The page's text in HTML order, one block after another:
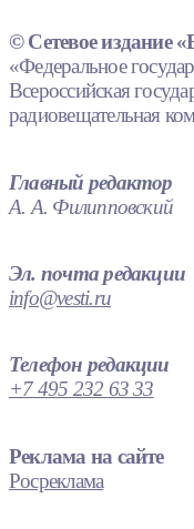
© Сетевое издание
«Федеральное
Всероссийская
радиовещательная
Главный редактор
А. А. Филипповский
Эл. почта редакции
info@vesti.ru
Телефон редакции
+7 495 232 63 33
Реклама на сайте
Росреклама